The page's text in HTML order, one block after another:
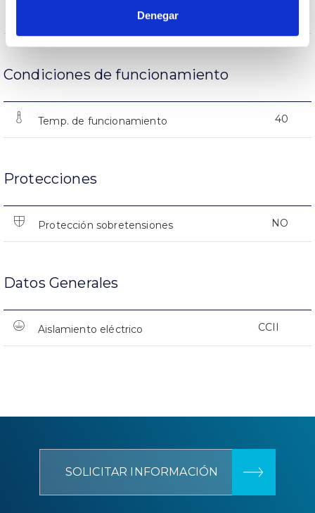
Denegar
(L70B50>)50.000h
Condiciones de funcionamiento
Temp. de funcionamiento 40
Protecciones
Protección sobretensiones NO
Datos Generales
Aislamiento eléctrico CCII
SOLICITAR INFORMACIÓN